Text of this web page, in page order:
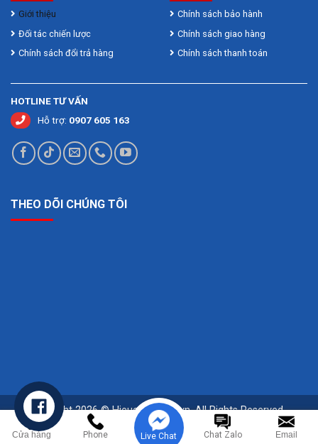
Giới thiệu
Đối tác chiến lược
Chính sách đổi trả hàng
Chính sách bảo hành
Chính sách giao hàng
Chính sách thanh toán
HOTLINE TƯ VẤN
Hỗ trợ: 0907 605 163
THEO DÕI CHÚNG TÔI
Copyright 2026 © Hieuchuansqc.vn. All Rights Reserved -
Powered by Ghouse.
Cửa hàng Phone Live Chat Chat Zalo Email